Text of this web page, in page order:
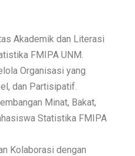
Akademik dan Literasi
FMIPA UNM.
Organisasi yang
dan Partisipatif.
Minat, Bakat,
Statistika FMIPA
Kolaborasi dengan